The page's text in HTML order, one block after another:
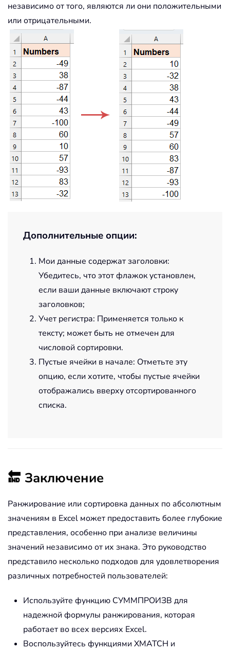
независимо от того, являются ли они положительными
или отрицательными.
Дополнительные опции:
Мои данные содержат заголовки:
Убедитесь, что этот флажок установлен,
если ваши данные включают строку
заголовков;
Учет регистра: Применяется только к
тексту; может быть не отмечен для
числовой сортировки.
Пустые ячейки в начале: Отметьте эту
опцию, если хотите, чтобы пустые ячейки
отображались вверху отсортированного
списка.
🔚 Заключение
Ранжирование или сортировка данных по абсолютным
значениям в Excel может предоставить более глубокие
представления, особенно при анализе величины
значений независимо от их знака. Это руководство
представило несколько подходов для удовлетворения
различных потребностей пользователей:
Используйте функцию СУММПРОИЗВ для
надежной формулы ранжирования, которая
работает во всех версиях Excel.
Воспользуйтесь функциями XMATCH и